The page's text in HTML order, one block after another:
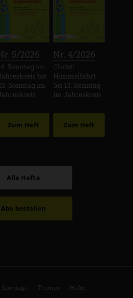
5/2026
Sonntag im
bis
Sonntag im
Zum Heft
Nr. 4/2026
Christi
Himmelfahrt
bis 13. Sonntag
im Jahreskreis
Zum Heft
Alle Hefte
Abo bestellen
Sonntage Themen Hefte